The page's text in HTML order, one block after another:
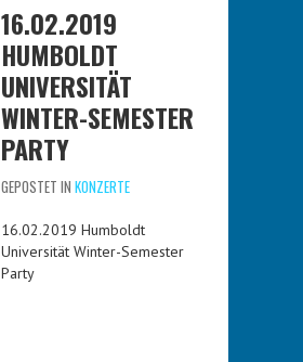
16.02.2019
HUMBOLDT
UNIVERSITÄT
WINTER-SEMESTER
PARTY
GEPOSTET IN KONZERTE
16.02.2019 Humboldt
Universität Winter-Semester
Party